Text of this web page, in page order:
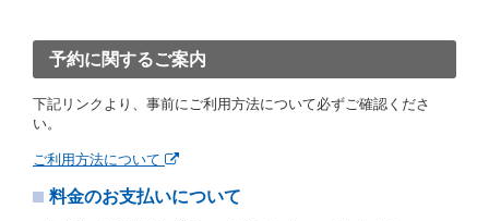
約取消手数料を当社に支払うものとし、当社は、この
予約取消手数料の支払いがあったときは、受領済の予
約申込金を借受人に返還するものとします。
当社の都合により、予約が取り消されたとき、又は貸
約申込金を返還するものとします。
若しくは当社のいずれの責にもよらない事由により貸
予約に関するご案内
下記リンクより、事前にご利用方法について必ずご確認くださ
い。
ご利用方法について
料金のお支払いについて